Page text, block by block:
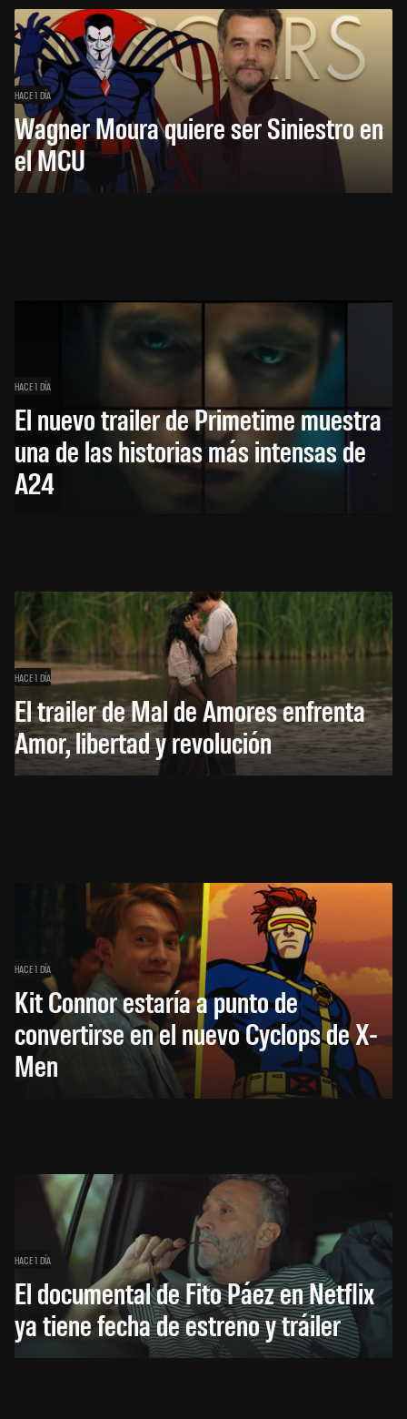
HACE 1 DÍA
Wagner Moura quiere ser Siniestro en
el MCU
HACE 1 DÍA
El nuevo trailer de Primetime muestra
una de las historias más intensas de
A24
HACE 1 DÍA
El trailer de Mal de Amores enfrenta
Amor, libertad y revolución
HACE 1 DÍA
Kit Connor estaría a punto de
convertirse en el nuevo Cyclops de X-
Men
HACE 1 DÍA
El documental de Fito Páez en Netflix
ya tiene fecha de estreno y tráiler